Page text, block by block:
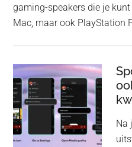
gaming-speakers die je
Mac, maar ook PlayStation
Na